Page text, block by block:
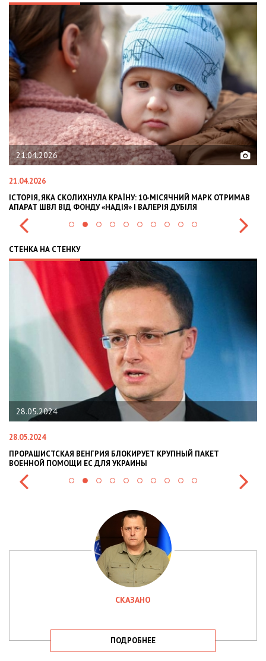
21.04.2026
21.04.2026
ІСТОРІЯ, ЯКА СКОЛИХНУЛА КРАЇНУ: 10-МІСЯЧНИЙ МАРК ОТРИМАВ
АПАРАТ ШВЛ ВІД ФОНДУ «НАДІЯ» І ВАЛЕРІЯ ДУБІЛЯ
СТЕНКА НА СТЕНКУ
28.05.2024
28.05.2024
ПРОРАШИСТСКАЯ ВЕНГРИЯ БЛОКИРУЕТ КРУПНЫЙ ПАКЕТ
ВОЕННОЙ ПОМОЩИ ЕС ДЛЯ УКРАИНЫ
СКАЗАНО
ПОДРОБНЕЕ